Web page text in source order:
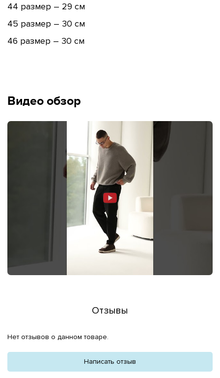
44 размер – 29 см
45 размер – 30 см
46 размер – 30 см
Видео обзор
Отзывы
Нет отзывов о данном товаре.
Написать отзыв